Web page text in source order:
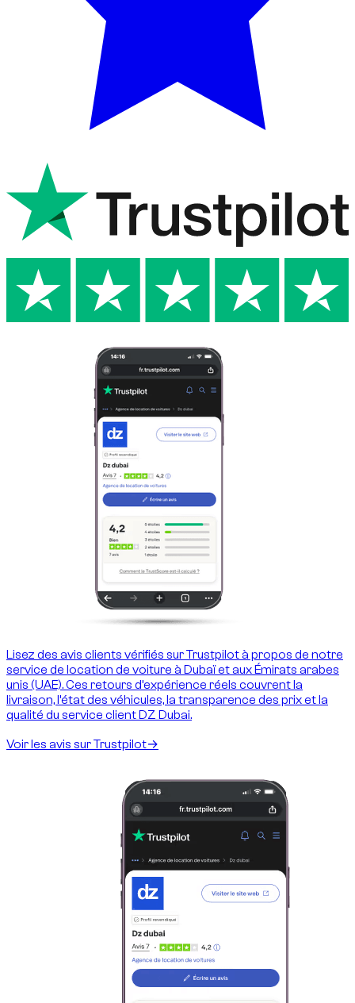
Lisez des avis clients vérifiés sur Trustpilot à propos de notre
service de location de voiture à Dubaï et aux Émirats arabes
unis (UAE). Ces retours d’expérience réels couvrent la
livraison, l’état des véhicules, la transparence des prix et la
qualité du service client DZ Dubai.
Voir les avis sur Trustpilot→